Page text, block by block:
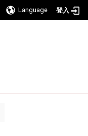
Language 登入